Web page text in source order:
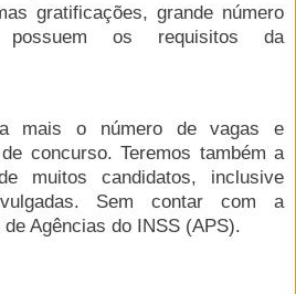
gratificações, grande número
os requisitos da
mais o número de vagas e
concurso. Teremos também a
muitos candidatos, inclusive
Sem contar com a
Agências do INSS (APS).